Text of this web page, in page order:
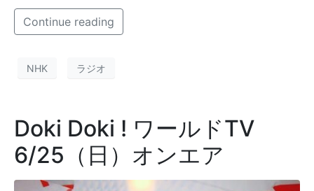
Continue reading
NHK ラジオ
Doki Doki ! ワールドTV
6/25（日）オンエア